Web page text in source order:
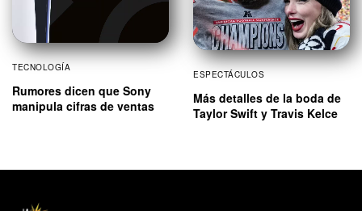
TECNOLOGÍA
Rumores dicen que Sony
manipula cifras de ventas
ESPECTÁCULOS
Más detalles de la boda de
Taylor Swift y Travis Kelce